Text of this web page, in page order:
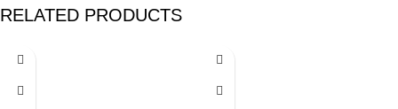
RELATED PRODUCTS